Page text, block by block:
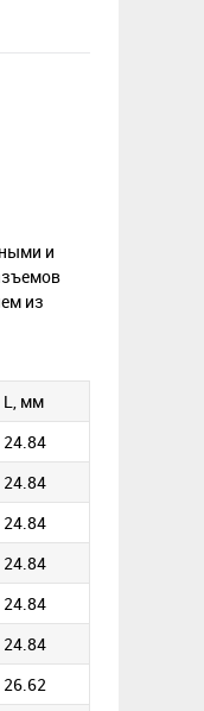
и
из
L, мм
24.84
24.84
24.84
24.84
24.84
24.84
26.62